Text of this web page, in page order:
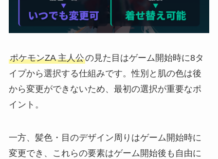
ポケモンZA 主人公の見た目はゲーム開始時に8タ
イプから選択する仕組みです。性別と肌の色は後
から変更ができないため、最初の選択が重要なポ
イント。
一方、髪色・目のデザイン周りはゲーム開始時に
変更でき、これらの要素はゲーム開始後も自由に